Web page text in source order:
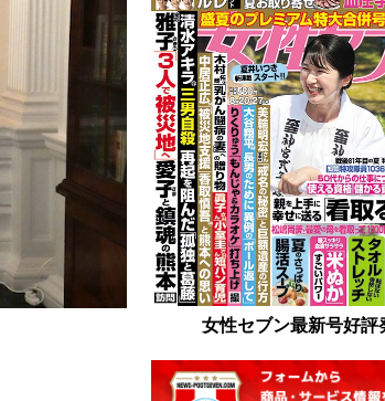
女性セブン最新号好評